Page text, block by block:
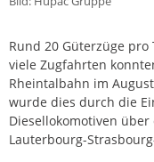
Rund 20 Güterzüge pro
viele Zugfahrten
Rheintalbahn im
wurde dies durch die
Diesellokomotiven
Lauterbourg-